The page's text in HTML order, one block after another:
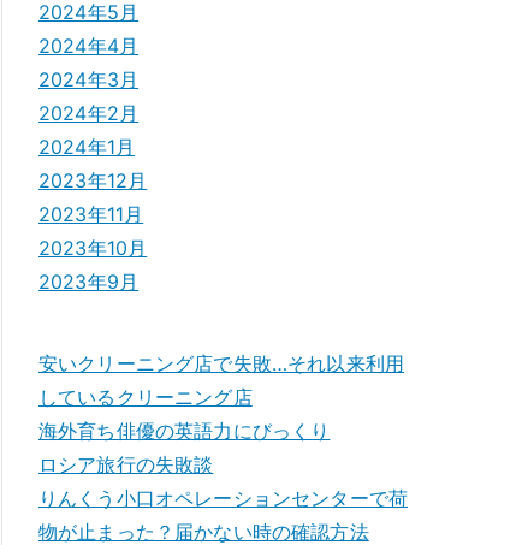
2024年5月
2024年4月
2024年3月
2024年2月
2024年1月
2023年12月
2023年11月
2023年10月
2023年9月
安いクリーニング店で失敗…それ以来利用
しているクリーニング店
海外育ち俳優の英語力にびっくり
ロシア旅行の失敗談
りんくう小口オペレーションセンターで荷
物が止まった？届かない時の確認方法